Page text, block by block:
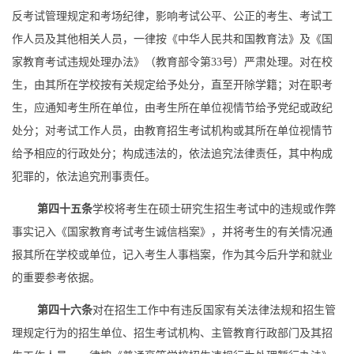
反考试管理规定和考场纪律，影响考试公平、公正的考生、考试工
作人员及其他相关人员，一律按《中华人民共和国教育法》及《国
家教育考试违规处理办法》（教育部令第33号）严肃处理。对在校
生，由其所在学校按有关规定给予处分，直至开除学籍；对在职考
生，应通知考生所在单位，由考生所在单位视情节给予党纪或政纪
处分；对考试工作人员，由教育招生考试机构或其所在单位视情节
给予相应的行政处分；构成违法的，依法追究法律责任，其中构成
犯罪的，依法追究刑事责任。
第四十五条学校将考生在硕士研究生招生考试中的违规或作弊
事实记入《国家教育考试考生诚信档案》，并将考生的有关情况通
报其所在学校或单位，记入考生人事档案，作为其今后升学和就业
的重要参考依据。
第四十六条对在招生工作中有违反国家有关法律法规和招生管
理规定行为的招生单位、招生考试机构、主管教育行政部门及其招